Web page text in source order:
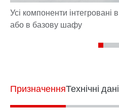
ПризначенняТехнічні дані